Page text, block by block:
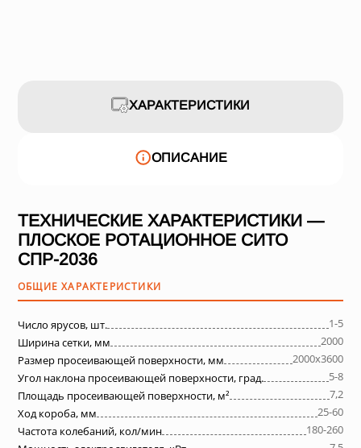
ХАРАКТЕРИСТИКИ
ОПИСАНИЕ
ТЕХНИЧЕСКИЕ ХАРАКТЕРИСТИКИ —
ПЛОСКОЕ РОТАЦИОННОЕ СИТО
СПР-2036
ОБЩИЕ ХАРАКТЕРИСТИКИ
Число ярусов, шт.
1-5
Ширина сетки, мм
2000
Размер просеивающей поверхности, мм
2000х3600
Угол наклона просеивающей поверхности, град.
5-8
Площадь просеивающей поверхности, м²
7,2
Ход короба, мм
25-60
Частота колебаний, кол/мин
180-260